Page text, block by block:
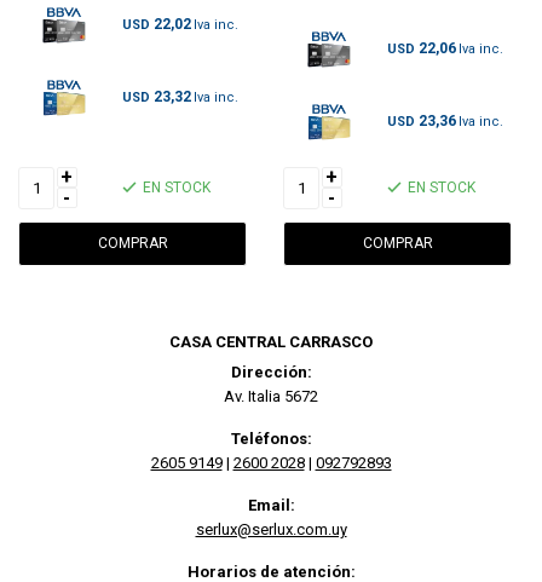
USD 22,02
USD 23,32
+
-
EN STOCK
USD 22,06
USD 23,36
+
-
EN STOCK
CASA CENTRAL CARRASCO
Dirección:
Av. Italia 5672
Teléfonos:
2605 9149| 2600 2028| 092792893
Email:
serlux@serlux.com.uy
Horarios de atención: